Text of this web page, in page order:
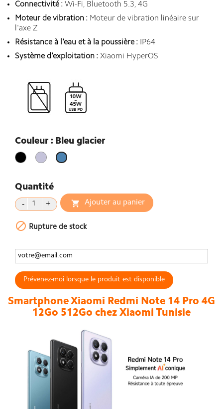
Connectivité : Wi-Fi, Bluetooth 5.3, 4G
Moteur de vibration : Moteur de vibration linéaire sur
l'axe Z
Résistance à l'eau et à la poussière : IP64
Système d'exploitation : Xiaomi HyperOS
Couleur : Bleu glacier
Noir
Violet
Bleu
Quantité
 Ajouter au panier
 Rupture de stock
Prévenez-moi lorsque le produit est disponible
Smartphone Xiaomi Redmi Note 14 Pro 4G
12Go 512Go chez Xiaomi Tunisie